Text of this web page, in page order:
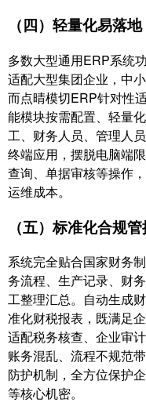
（四）轻量化易落
多数大型通用ERP系统
适配大型集团企业，中
而点晴模切ERP针对性
能模块按需配置、轻量
工、财务人员、管理人
终端应用，摆脱电脑端
查询、单据审核等操作
运维成本。
（五）标准化合规
系统完全贴合国家财务
务流程、生产记录、财
工整理汇总。自动生成
准化财税报表，既满足
适配税务核查、企业审
账务混乱、流程不规范
防护机制，全方位保护
等核心机密。